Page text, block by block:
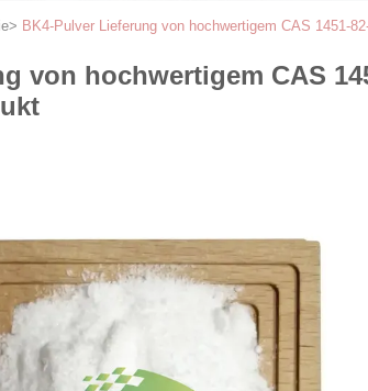
> BK4-Pulver Lieferung von hochwertigem CAS 1451-
von hochwertigem CAS